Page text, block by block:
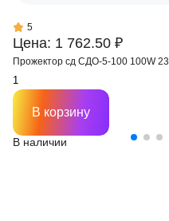
Цена: 1 762.50 ₽
5
Прожектор сд СДО-5-100 100W
В наличии
В корзину